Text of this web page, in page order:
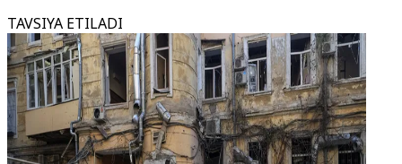
TAVSIYA ETILADI